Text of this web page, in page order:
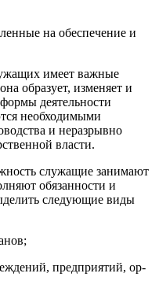
на обеспечение и
имеет важные
образует, изменяет и
деятельности
необходимыми
и неразрывно
власти.
служащие занимают
обязанности и
следующие виды
предприятий, ор­